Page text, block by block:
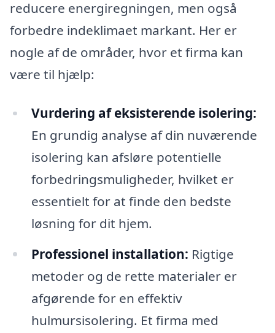
reducere energiregningen, men også
forbedre indeklimaet markant. Her er
nogle af de områder, hvor et firma kan
være til hjælp:
Vurdering af eksisterende isolering:
En grundig analyse af din nuværende
isolering kan afsløre potentielle
forbedringsmuligheder, hvilket er
essentielt for at finde den bedste
løsning for dit hjem.
Professionel installation: Rigtige
metoder og de rette materialer er
afgørende for en effektiv
hulmursisolering. Et firma med